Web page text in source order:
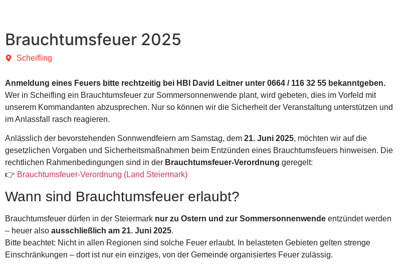
Brauchtumsfeuer 2025
Scheifling
Anmeldung eines Feuers bitte rechtzeitig bei HBI David Leitner unter 0664 / 116 32 55 bekanntgeben.
Wer in Scheifling ein Brauchtumsfeuer zur Sommersonnenwende plant, wird gebeten, dies im Vorfeld mit
unserem Kommandanten abzusprechen. Nur so können wir die Sicherheit der Veranstaltung unterstützen und
im Anlassfall rasch reagieren.
Anlässlich der bevorstehenden Sonnwendfeiern am Samstag, dem 21. Juni 2025, möchten wir auf die
gesetzlichen Vorgaben und Sicherheitsmaßnahmen beim Entzünden eines Brauchtumsfeuers hinweisen. Die
rechtlichen Rahmenbedingungen sind in der Brauchtumsfeuer-Verordnung geregelt:
👉 Brauchtumsfeuer-Verordnung (Land Steiermark)
Wann sind Brauchtumsfeuer erlaubt?
Brauchtumsfeuer dürfen in der Steiermark nur zu Ostern und zur Sommersonnenwende entzündet werden
– heuer also ausschließlich am 21. Juni 2025.
Bitte beachtet: Nicht in allen Regionen sind solche Feuer erlaubt. In belasteten Gebieten gelten strenge
Einschränkungen – dort ist nur ein einziges, von der Gemeinde organisiertes Feuer zulässig.